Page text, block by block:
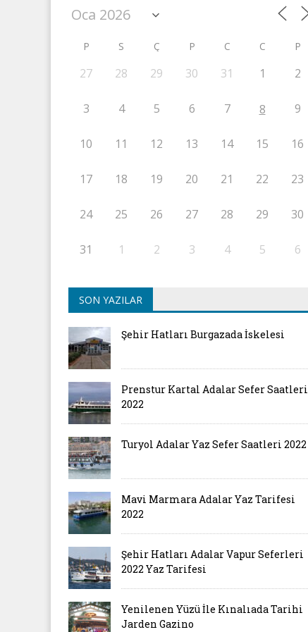
P S Ç P C C P
27 28 29 30 31 1 2
3 4 5 6 7 8 9
10 11 12 13 14 15 16
17 18 19 20 21 22 23
24 25 26 27 28 29 30
31 1 2 3 4 5 6
SON YAZILAR
Şehir Hatları Burgazada İskelesi
Prenstur Kartal Adalar Sefer Saatleri
2022
Turyol Adalar Yaz Sefer Saatleri 2022
Mavi Marmara Adalar Yaz Tarifesi
2022
Şehir Hatları Adalar Vapur Seferleri
2022 Yaz Tarifesi
Yenilenen Yüzü İle Kınalıada Tarihi
Jarden Gazino